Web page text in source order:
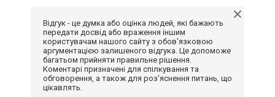
Відгук - це думка або оцінка людей, які бажають
передати досвід або враження іншим
користувачам нашого сайту з обов'язковою
аргументацією залишеного відгука. Це допоможе
багатьом прийняти правильне рішення.
Коментарі призначені для спілкування та
обговорення, а також для роз'яснення питань, що
цікавлять.